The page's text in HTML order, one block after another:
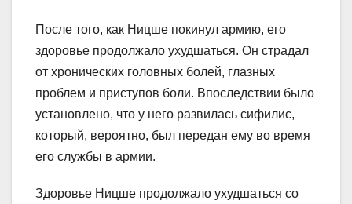
После того, как Ницше покинул армию, его
здоровье продолжало ухудшаться. Он страдал
от хронических головных болей, глазных
проблем и приступов боли. Впоследствии было
установлено, что у него развилась сифилис,
который, вероятно, был передан ему во время
его службы в армии.
Здоровье Ницше продолжало ухудшаться со